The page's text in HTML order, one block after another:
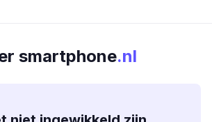
smartphone.nl